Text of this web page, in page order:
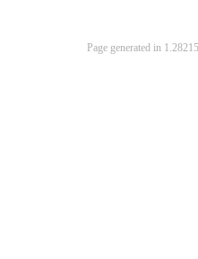
Page generated in